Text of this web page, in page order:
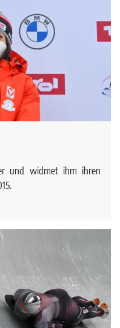
und widmet ihm ihren